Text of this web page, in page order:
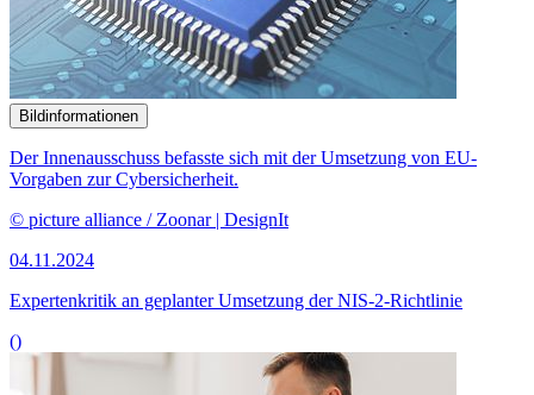
Bildinformationen
Der Innenausschuss befasste sich mit der Umsetzung von EU-
Vorgaben zur Cybersicherheit.
© picture alliance / Zoonar | DesignIt
04.11.2024
Expertenkritik an geplanter Umsetzung der NIS-2-Richtlinie
()